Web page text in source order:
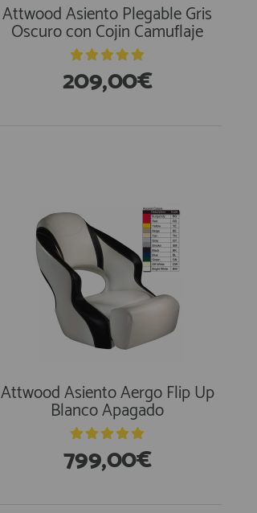
Attwood Asiento Plegable Gris
Oscuro con Cojin Camuflaje
209,00€
Attwood Asiento Aergo Flip Up
Blanco Apagado
799,00€